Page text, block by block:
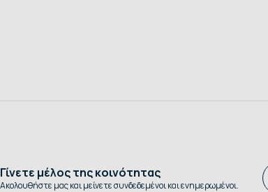
Γίνετε μέλος της κοινότητας
Ακολουθήστε μας και μείνετε συνδεδεμένοι και ενημερωμένοι.